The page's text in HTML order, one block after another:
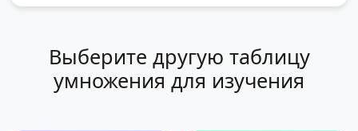
Выберите другую таблицу
умножения для изучения